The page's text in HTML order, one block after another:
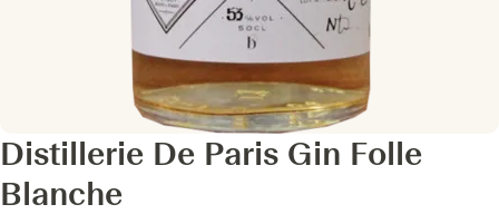
Distillerie De Paris Gin Folle
Blanche